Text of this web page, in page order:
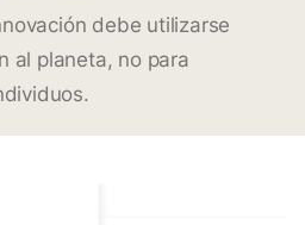
debe utilizarse
al planeta, no para